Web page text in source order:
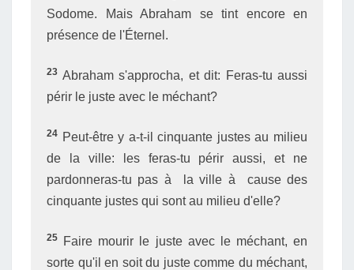
Sodome. Mais Abraham se tint encore en
présence de l'Éternel.
23 Abraham s'approcha, et dit: Feras-tu aussi
périr le juste avec le méchant?
24 Peut-être y a-t-il cinquante justes au milieu
de la ville: les feras-tu périr aussi, et ne
pardonneras-tu pas à la ville à cause des
cinquante justes qui sont au milieu d'elle?
25
Faire mourir le juste avec le méchant, en
sorte qu'il en soit du juste comme du méchant,